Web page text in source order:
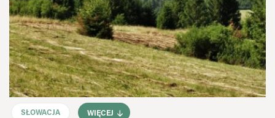
SŁOWACJA WIĘCEJ